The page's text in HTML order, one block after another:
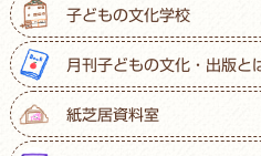
子どもの文化学校
月刊子どもの文化・出版と
紙芝居資料室